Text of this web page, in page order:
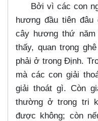
Bởi vì các con
hương đầu tiên
cây hương thứ năm
thấy, quan trọng
phải ở trong Định.
mà các con giải
giải thoát gì. Còn
thường ở trong tri
được không; còn